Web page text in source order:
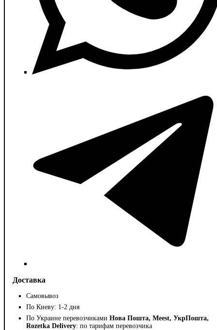
Доставка
Самовывоз
По Киеву: 1-2 дня
По Украине перевозчиками Нова Пошта, Meest, УкрПошта,
Rozetka Delivery: по тарифам перевозчика